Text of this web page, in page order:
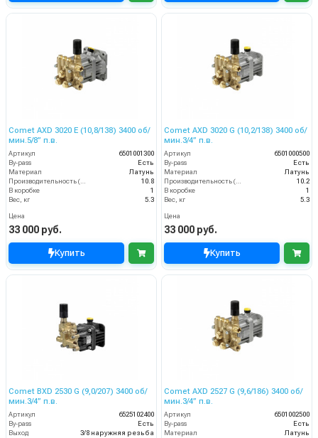
Comet AXD 3020 E (10,8/138) 3400 об/
мин.5/8” п.в.
Артикул
6501001300
By-pass
Есть
Материал
Латунь
10.8
В коробке
1
Вес, кг
5.3
Цена
33 000 руб.
Купить
Comet AXD 3020 G (10,2/138) 3400 об/
мин.3/4” п.в.
Артикул
6501000500
By-pass
Есть
Материал
Латунь
10.2
В коробке
1
Вес, кг
5.3
Цена
33 000 руб.
Купить
Comet BXD 2530 G (9,0/207) 3400 об/
мин.3/4” п.в.
Артикул
6525102400
By-pass
Есть
Выход
3/8 наружняя резьба
Comet AXD 2527 G (9,6/186) 3400 об/
мин.3/4” п.в.
Артикул
6501002500
By-pass
Есть
Материал
Латунь